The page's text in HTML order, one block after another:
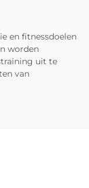
en fitnessdoelen
worden
uit te
van